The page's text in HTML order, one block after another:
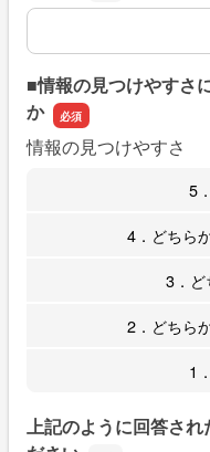
上記のように回答さ
■情報の見つけやすさ
か
情報の見つけやすさ
5
4．どちら
3．ど
2．どちら
1
上記のように回答され